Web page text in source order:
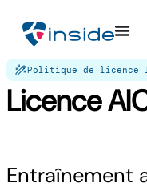
Politique de licence
Licence
Entraînement